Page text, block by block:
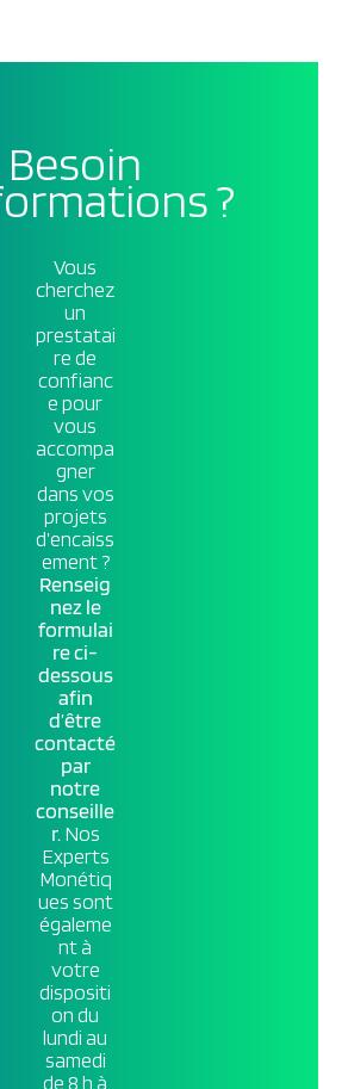
Besoin
?
Vous
cherchez
un
prestatai
re de
confianc
e pour
vous
accompa
gner
dans vos
projets
d’encaiss
ement ?
Renseig
nez le
formulai
re ci-
dessous
afin
d’être
contacté
par
notre
conseille
r.Nos
Experts
Monétiq
ues sont
égaleme
nt à
votre
dispositi
on du
lundi au
samedi
de 8 h à